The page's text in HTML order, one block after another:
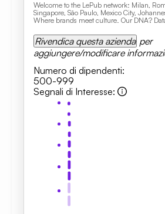
Welcome to the LePub network: Milan,
Singapore, São Paulo, Mexico City,
Where brands meet culture. Our DNA?
Rivendica questa azienda per
aggiungere/modificare
Numero di dipendenti:
500-999
Segnali di Interesse: